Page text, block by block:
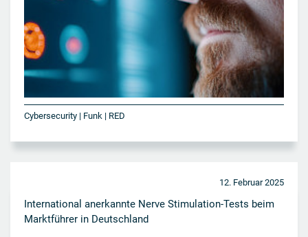
Cybersecurity | Funk | RED
12. Februar 2025
International anerkannte Nerve Stimulation-Tests beim
Marktführer in Deutschland